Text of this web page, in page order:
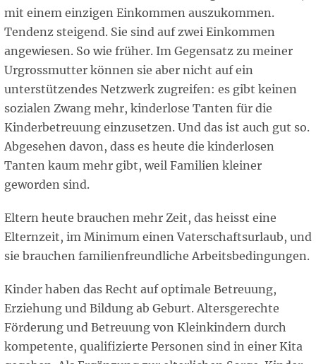
mit einem einzigen Einkommen auszukommen.
Tendenz steigend. Sie sind auf zwei Einkommen
angewiesen. So wie früher. Im Gegensatz zu meiner
Urgrossmutter können sie aber nicht auf ein
unterstützendes Netzwerk zugreifen: es gibt keinen
sozialen Zwang mehr, kinderlose Tanten für die
Kinderbetreuung einzusetzen. Und das ist auch gut so.
Abgesehen davon, dass es heute die kinderlosen
Tanten kaum mehr gibt, weil Familien kleiner
geworden sind.
Eltern heute brauchen mehr Zeit, das heisst eine
Elternzeit, im Minimum einen Vaterschaftsurlaub, und
sie brauchen familienfreundliche Arbeitsbedingungen.
Kinder haben das Recht auf optimale Betreuung,
Erziehung und Bildung ab Geburt. Altersgerechte
Förderung und Betreuung von Kleinkindern durch
kompetente, qualifizierte Personen sind in einer Kita